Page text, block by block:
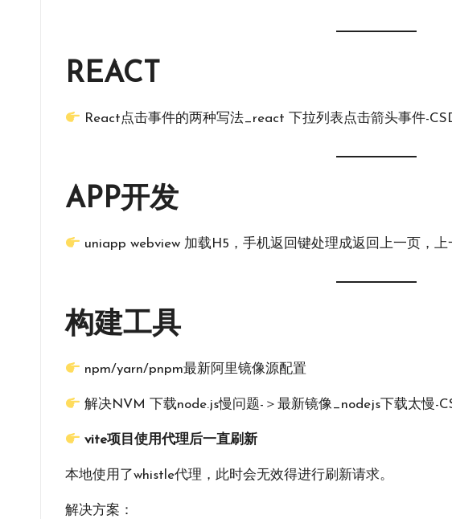
REACT
React点击事件的两种写法_react 下拉列表点击箭头事件-
APP开发
uniapp webview 加载H5，手机返回键处理成返回上一页，上
构建工具
npm/yarn/pnpm最新阿里镜像源配置
解决NVM 下载node.js慢问题-＞最新镜像_nodejs下载太慢-
vite项目使用代理后一直刷新
本地使用了whistle代理，此时会无效得进行刷新请求。
解决方案：